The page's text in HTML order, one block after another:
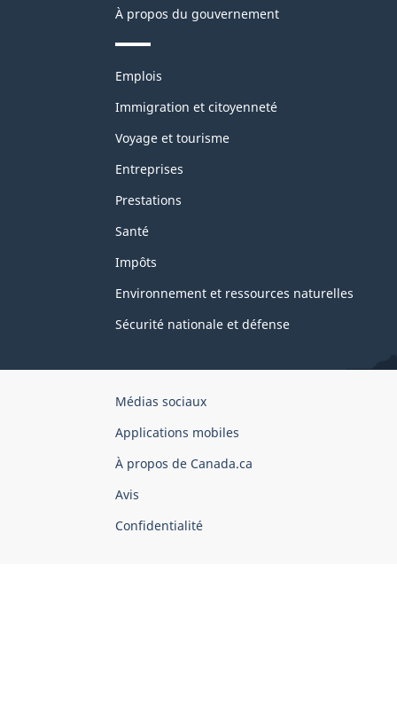
À propos du gouvernement
Thèmes
sujets
Emplois
Immigration et citoyenneté
Voyage et tourisme
Entreprises
Prestations
Santé
Impôts
Environnement et ressources naturelles
Sécurité nationale et défense
Organisation
gouvernement
du
Canada
Médias sociaux
Applications mobiles
À propos de Canada.ca
Avis
Confidentialité